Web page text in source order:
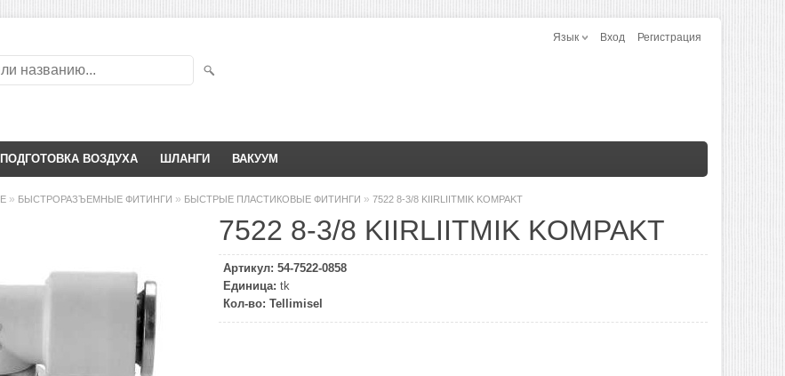
Язык Вход Регистрация
ПОДГОТОВКА ВОЗДУХА ШЛАНГИ ВАКУУМ
» БЫСТРОРАЗЪЕМНЫЕ ФИТИНГИ » БЫСТРЫЕ ПЛАСТИКОВЫЕ ФИТИНГИ » 7522 8-3/8 KIIRLIITMIK KOMPAKT
7522 8-3/8 KIIRLIITMIK KOMPAKT
Артикул: 54-7522-0858
Единица: tk
Кол-во: Tellimisel